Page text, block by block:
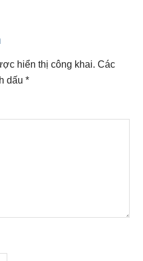
hiển thị công khai. Các
dấu*